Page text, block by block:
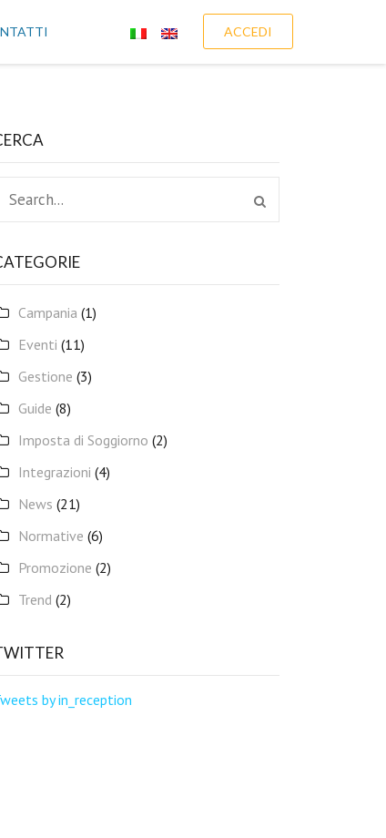
ACCEDI
Campania (1)
Eventi (11)
Gestione (3)
Guide (8)
Imposta di Soggiorno (2)
Integrazioni (4)
News (21)
Normative (6)
Promozione (2)
Trend (2)
by in_reception